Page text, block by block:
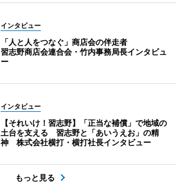
インタビュー
「人と人をつなぐ」商店会の伴走者
習志野商店会連合会・竹内事務局長インタビュ
ー
インタビュー
【それいけ！習志野】「正当な補償」で地域の
土台を支える 習志野と「あいうえお」の精
神 株式会社横打・横打社長インタビュー
もっと見る